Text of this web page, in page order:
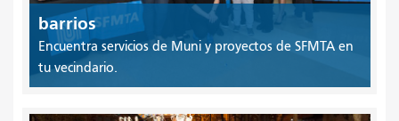
barrios
Encuentra servicios de Muni y proyectos de SFMTA en
tu vecindario.